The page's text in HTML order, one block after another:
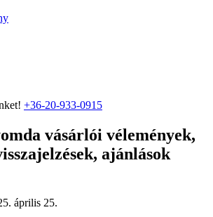
+36-20-933-0915
vásárlói vélemények,
ajánlások
április 25.